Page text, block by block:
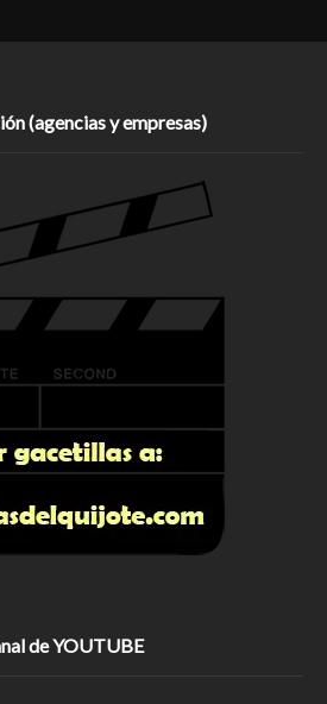
(agencias y empresas)
de YOUTUBE